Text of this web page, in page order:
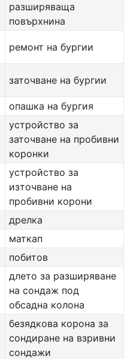
разширяваща
повърхнина
ремонт на бургии
заточване на бургии
опашка на бургия
устройство за
заточване на пробивни
коронки
устройство за
източване на
пробивни корони
дрелка
маткап
побитов
длето за разширяване
на сондаж под
обсадна колона
безядкова корона за
сондиране на взривни
сондажи